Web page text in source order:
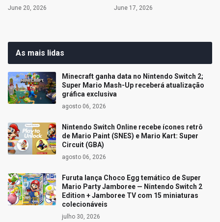
June 20, 2026 June 17, 2026
As mais lidas
Minecraft ganha data no Nintendo Switch 2;
Super Mario Mash-Up receberá atualização
gráfica exclusiva
agosto 06, 2026
Nintendo Switch Online recebe ícones retrô
de Mario Paint (SNES) e Mario Kart: Super
Circuit (GBA)
agosto 06, 2026
Furuta lança Choco Egg temático de Super
Mario Party Jamboree — Nintendo Switch 2
Edition + Jamboree TV com 15 miniaturas
colecionáveis
julho 30, 2026